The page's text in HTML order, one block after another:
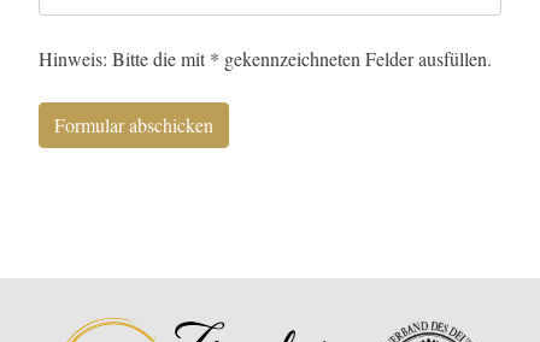
Hinweis: Bitte die mit * gekennzeichneten Felder ausfüllen.
Formular abschicken